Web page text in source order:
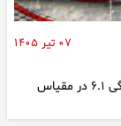
۰۷ تیر ۱۴۰۵
سازمان زمین شناسی ژاپن اعلام کرد که زلزله‌ای به بزرگی ۶.۱ در مقیاس